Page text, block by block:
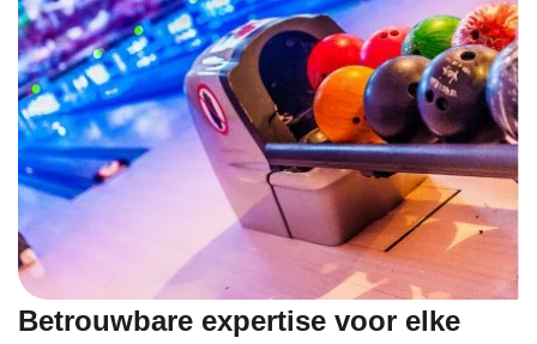
Betrouwbare expertise voor elke